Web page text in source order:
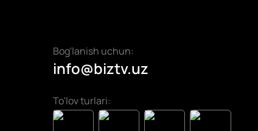
Bog'lanish uchun:
info@biztv.uz
To'lov turlari: